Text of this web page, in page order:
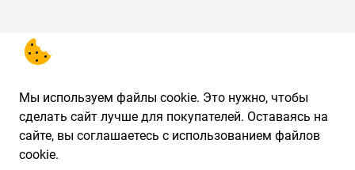
Мы используем файлы cookie. Это нужно, чтобы
сделать сайт лучше для покупателей. Оставаясь на
сайте, вы соглашаетесь с использованием файлов
cookie.